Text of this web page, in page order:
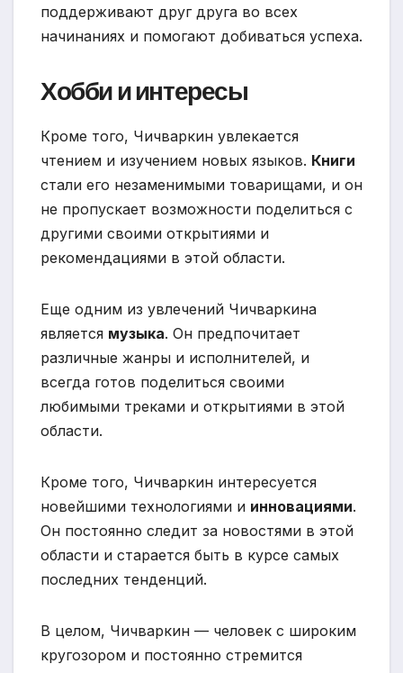
поддерживают друг друга во всех
начинаниях и помогают добиваться успеха.
Хобби и интересы
Кроме того, Чичваркин увлекается
чтением и изучением новых языков. Книги
стали его незаменимыми товарищами, и он
не пропускает возможности поделиться с
другими своими открытиями и
рекомендациями в этой области.
Еще одним из увлечений Чичваркина
является музыка. Он предпочитает
различные жанры и исполнителей, и
всегда готов поделиться своими
любимыми треками и открытиями в этой
области.
Кроме того, Чичваркин интересуется
новейшими технологиями и инновациями.
Он постоянно следит за новостями в этой
области и старается быть в курсе самых
последних тенденций.
В целом, Чичваркин — человек с широким
кругозором и постоянно стремится